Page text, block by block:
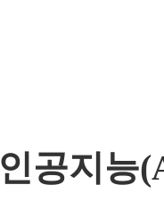
인공지능